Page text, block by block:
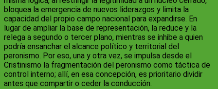
bloquea la emergencia de nuevos liderazgos y limita la
capacidad del propio campo nacional para expandirse. En
lugar de ampliar la base de representación, la reduce y la
relega a segundo o tercer plano, mientras se inhibe a quien
podría ensanchar el alcance político y territorial del
peronismo. Por eso, una y otra vez, se impulsa desde el
Cristinismo la fragmentación del peronismo como táctica de
control interno; allí, en esa concepción, es prioritario dividir
antes que compartir o ceder la conducción.